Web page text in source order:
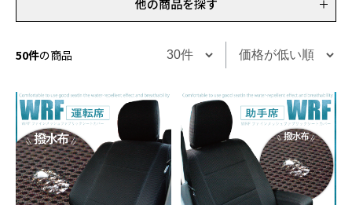
他の商品を探す
50件の商品